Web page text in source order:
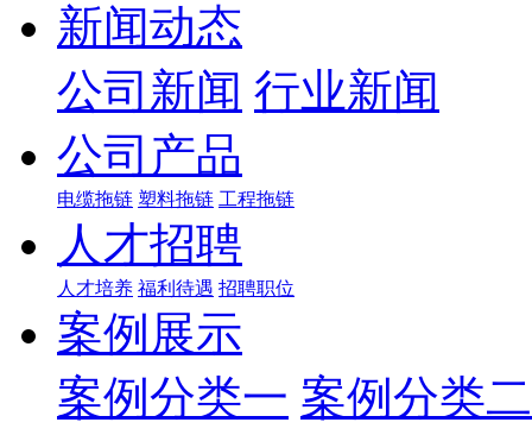
新闻动态
公司新闻 行业新闻
公司产品
电缆拖链 塑料拖链 工程拖链
人才招聘
人才培养 福利待遇 招聘职位
案例展示
案例分类一 案例分类二